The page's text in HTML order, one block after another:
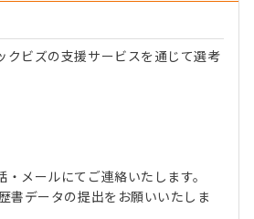
クビズの支援サービスを通じて選考
メールにてご連絡いたします。
書データの提出をお願いいたしま